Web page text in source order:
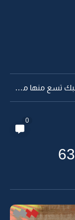
رواية عشر اسباب خلتني احبك تسع منها مدري ليش -31
0